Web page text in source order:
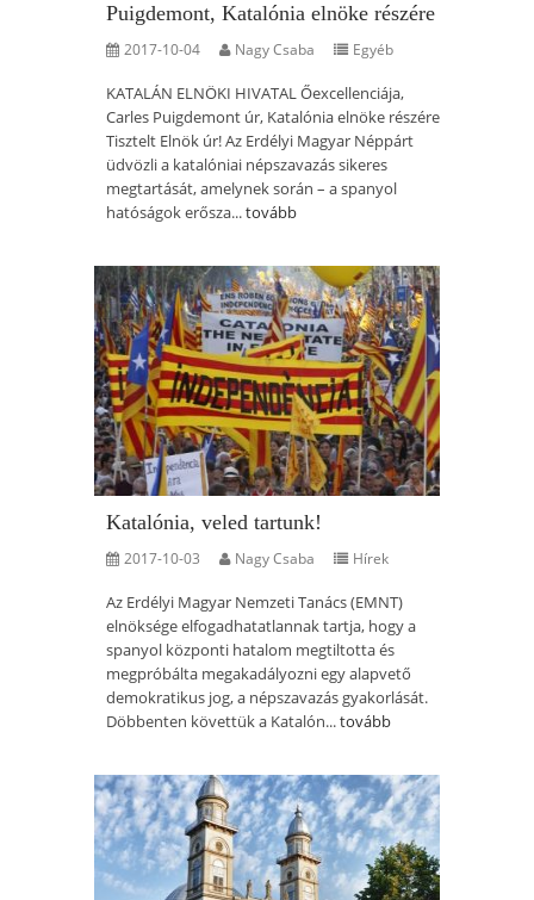
Puigdemont, Katalónia elnöke részére
2017-10-04 Nagy Csaba Egyéb
KATALÁN ELNÖKI HIVATAL Őexcellenciája,
Carles Puigdemont úr, Katalónia elnöke részére
Tisztelt Elnök úr! Az Erdélyi Magyar Néppárt
üdvözli a katalóniai népszavazás sikeres
megtartását, amelynek során – a spanyol
hatóságok erősza...tovább
Katalónia, veled tartunk!
2017-10-03 Nagy Csaba Hírek
Az Erdélyi Magyar Nemzeti Tanács (EMNT)
elnöksége elfogadhatatlannak tartja, hogy a
spanyol központi hatalom megtiltotta és
megpróbálta megakadályozni egy alapvető
demokratikus jog, a népszavazás gyakorlását.
Döbbenten követtük a Katalón...tovább